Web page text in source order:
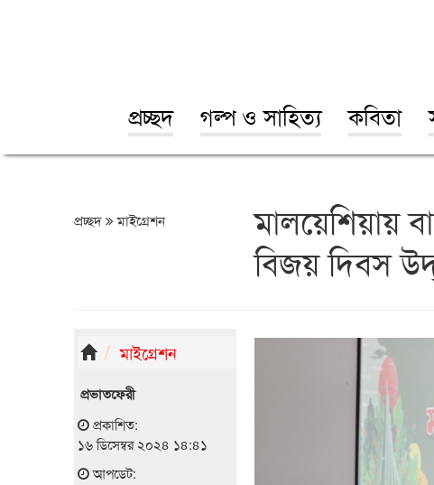
প্রচ্ছদ গল্প ও সাহিত্য কবিতা
প্রচ্ছদ মাইগ্রেশন
মালয়েশিয়ায়
বিজয় দিবস
মাইগ্রেশন
প্রভাতফেরী
প্রকাশিত:
১৬ ডিসেম্বর ২০২৪ ১৪:৪১
আপডেট: